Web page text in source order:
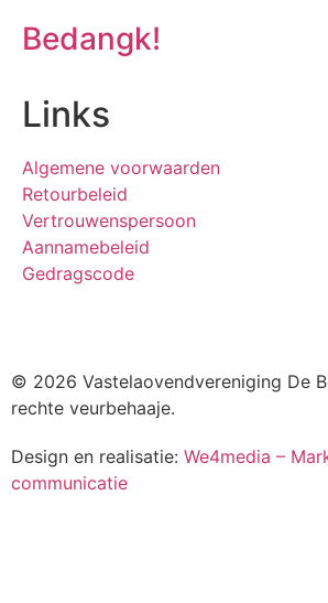
Bedangk!
Links
Algemene voorwaarden
Retourbeleid
Vertrouwenspersoon
Aannamebeleid
Gedragscode
© 2026 Vastelaovendvereniging De
rechte veurbehaaje.
Design en realisatie: We4media –
communicatie